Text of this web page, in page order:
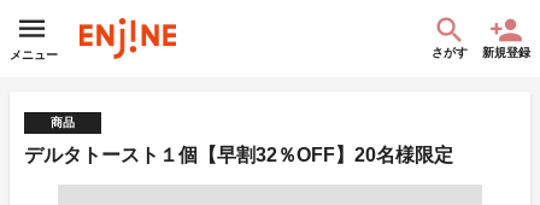
メニュー さがす 新規登録
商品
デルタトースト１個【早割32％OFF】20名様限定